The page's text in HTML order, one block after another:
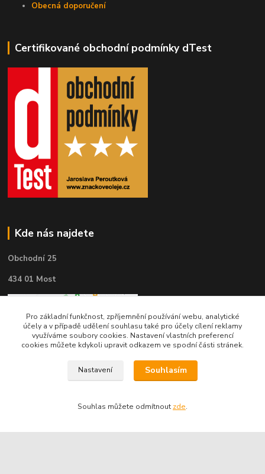
Obecná doporučení
Certifikované obchodní podmínky dTest
Kde nás najdete
Obchodní 25
434 01 Most
Pro základní funkčnost, zpříjemnění používání webu, analytické
účely a v případě udělení souhlasu také pro účely cílení reklamy
využíváme soubory cookies. Nastavení vlastních preferencí
cookies můžete kdykoli upravit odkazem ve spodní části stránek.
Nastavení Souhlasím
Souhlas můžete odmítnout zde.